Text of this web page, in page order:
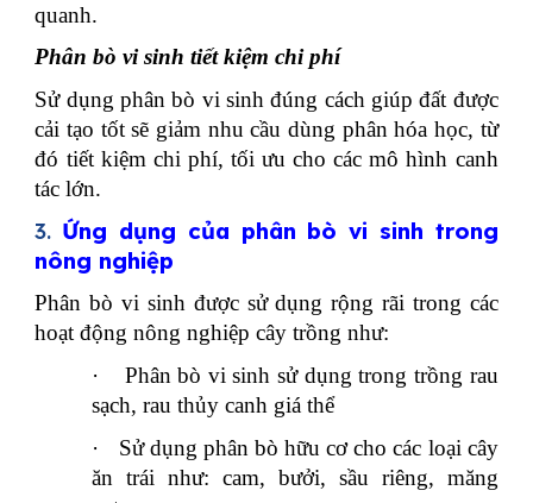
quanh.
Phân bò vi sinh tiết kiệm chi phí
Sử dụng phân bò vi sinh đúng cách giúp đất được
cải tạo tốt sẽ giảm nhu cầu dùng phân hóa học, từ
đó tiết kiệm chi phí, tối ưu cho các mô hình canh
tác lớn.
3. Ứng dụng của phân bò vi sinh trong
nông nghiệp
Phân bò vi sinh được sử dụng rộng rãi trong các
hoạt động nông nghiệp cây trồng như:
·
Phân bò vi sinh sử dụng trong trồng rau
sạch, rau thủy canh giá thể
·
Sử dụng phân bò hữu cơ cho các loại cây
ăn trái như: cam, bưởi, sầu riêng, măng